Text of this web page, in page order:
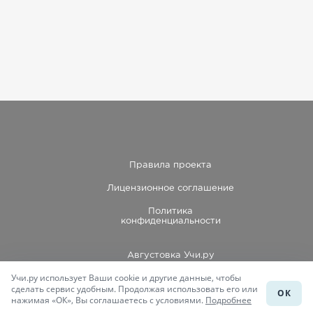
Правила проекта
Лицензионное соглашение
Политика
конфиденциальности
Августовка Учи.ру
Каталог школ
Подготовка к уроку
Учи.ру использует Ваши cookie и другие данные, чтобы
сделать сервис удобным. Продолжая использовать его или
нажимая «ОК», Вы соглашаетесь с условиями. Подробнее
ОК